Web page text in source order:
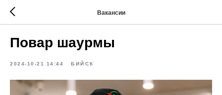
Вакансии
Повар шаурмы
2024-10-21 14:44 БИЙСК